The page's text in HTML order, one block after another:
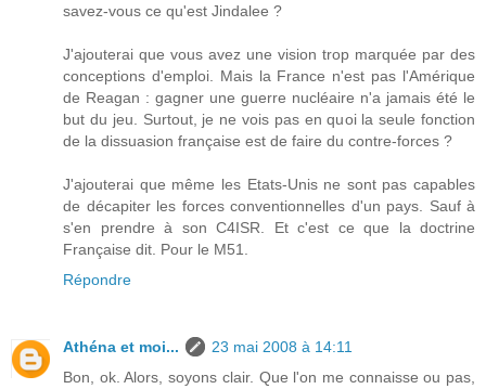
savez-vous ce qu'est Jindalee ?
J'ajouterai que vous avez une vision trop marquée par des
conceptions d'emploi. Mais la France n'est pas l'Amérique
de Reagan : gagner une guerre nucléaire n'a jamais été le
but du jeu. Surtout, je ne vois pas en quoi la seule fonction
de la dissuasion française est de faire du contre-forces ?
J'ajouterai que même les Etats-Unis ne sont pas capables
de décapiter les forces conventionnelles d'un pays. Sauf à
s'en prendre à son C4ISR. Et c'est ce que la doctrine
Française dit. Pour le M51.
Répondre
Athéna et moi...
23 mai 2008 à 14:11
Bon, ok. Alors, soyons clair. Que l'on me connaisse ou pas,